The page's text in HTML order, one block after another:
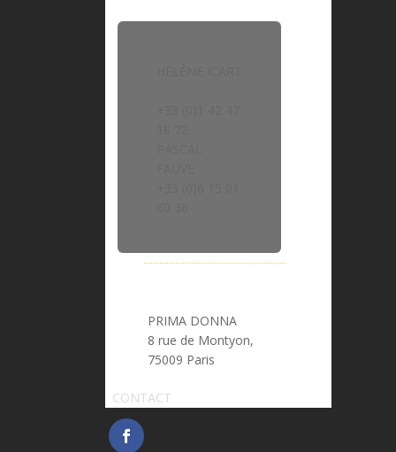
PRIMA DONNA
8 rue de Montyon,
75009 Paris
CONTACT